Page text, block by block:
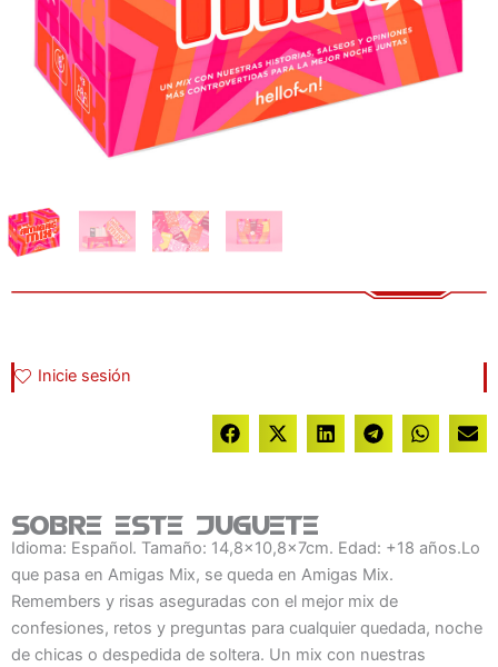
Inicie sesión
Sobre este juguete
Idioma: Español. Tamaño: 14,8x10,8x7cm. Edad: +18 años.Lo
que pasa en Amigas Mix, se queda en Amigas Mix.
Remembers y risas aseguradas con el mejor mix de
confesiones, retos y preguntas para cualquier quedada, noche
de chicas o despedida de soltera. Un mix con nuestras